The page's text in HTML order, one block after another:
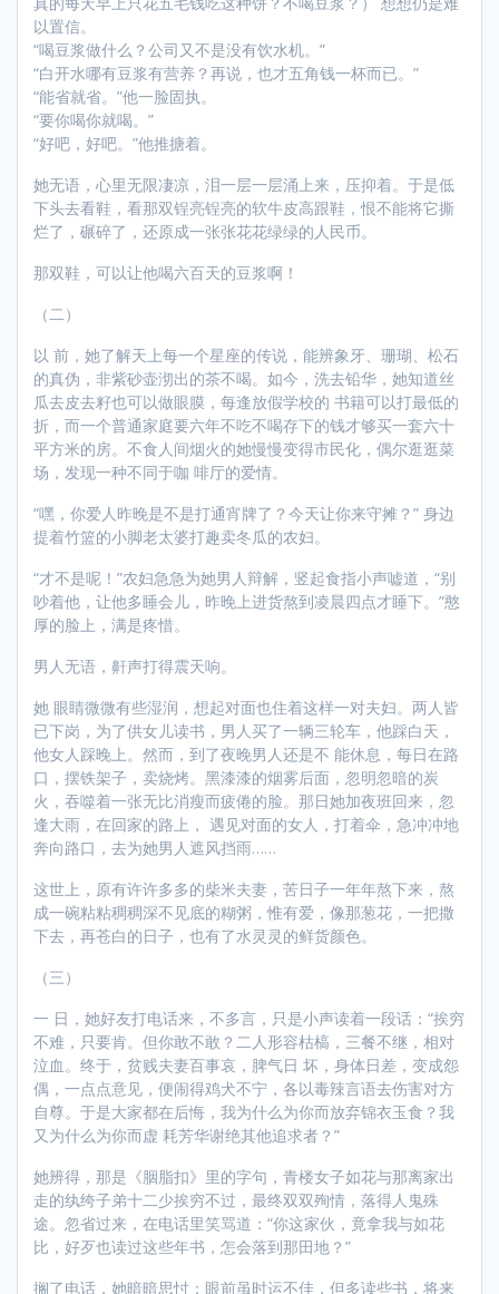
以置信。
“喝豆浆做什么？公司又不是没有饮水机。”
“白开水哪有豆浆有营养？再说，也才五角钱一杯而已。”
“能省就省。”他一脸固执。
“要你喝你就喝。”
“好吧，好吧。”他推搪着。
她无语，心里无限凄凉，泪一层一层涌上来，压抑着。于是低
下头去看鞋，看那双锃亮锃亮的软牛皮高跟鞋，恨不能将它撕
烂了，碾碎了，还原成一张张花花绿绿的人民币。
那双鞋，可以让他喝六百天的豆浆啊！
（二）
以 前，她了解天上每一个星座的传说，能辨象牙、珊瑚、松石
的真伪，非紫砂壶沏出的茶不喝。如今，洗去铅华，她知道丝
瓜去皮去籽也可以做眼膜，每逢放假学校的 书籍可以打最低的
折，而一个普通家庭要六年不吃不喝存下的钱才够买一套六十
平方米的房。不食人间烟火的她慢慢变得市民化，偶尔逛逛菜
场，发现一种不同于咖 啡厅的爱情。
“嘿，你爱人昨晚是不是打通宵牌了？今天让你来守摊？” 身边
提着竹篮的小脚老太婆打趣卖冬瓜的农妇。
“才不是呢！”农妇急急为她男人辩解，竖起食指小声嘘道，“别
吵着他，让他多睡会儿，昨晚上进货熬到凌晨四点才睡下。”憨
厚的脸上，满是疼惜。
男人无语，鼾声打得震天响。
她 眼睛微微有些湿润，想起对面也住着这样一对夫妇。两人皆
已下岗，为了供女儿读书，男人买了一辆三轮车，他踩白天，
他女人踩晚上。然而，到了夜晚男人还是不 能休息，每日在路
口，摆铁架子，卖烧烤。黑漆漆的烟雾后面，忽明忽暗的炭
火，吞噬着一张无比消瘦而疲倦的脸。那日她加夜班回来，忽
逢大雨，在回家的路上， 遇见对面的女人，打着伞，急冲冲地
奔向路口，去为她男人遮风挡雨……
这世上，原有许许多多的柴米夫妻，苦日子一年年熬下来，熬
成一碗粘粘稠稠深不见底的糊粥，惟有爱，像那葱花，一把撒
下去，再苍白的日子，也有了水灵灵的鲜货颜色。
（三）
一 日，她好友打电话来，不多言，只是小声读着一段话：“挨穷
不难，只要肯。但你敢不敢？二人形容枯槁，三餐不继，相对
泣血。终于，贫贱夫妻百事哀，脾气日 坏，身体日差，变成怨
偶，一点点意见，便闹得鸡犬不宁，各以毒辣言语去伤害对方
自尊。于是大家都在后悔，我为什么为你而放弃锦衣玉食？我
又为什么为你而虚 耗芳华谢绝其他追求者？”
她辨得，那是《胭脂扣》里的字句，青楼女子如花与那离家出
走的纨绔子弟十二少挨穷不过，最终双双殉情，落得人鬼殊
途。忽省过来，在电话里笑骂道：“你这家伙，竟拿我与如花
比，好歹也读过这些年书，怎会落到那田地？”
搁了电话，她暗暗思忖：眼前虽时运不佳，但多读些书，将来